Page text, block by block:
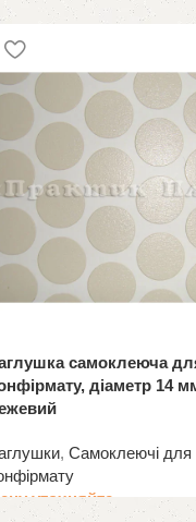
самоклеюча
діаметр 14
, Самоклеючі для
уточняйте